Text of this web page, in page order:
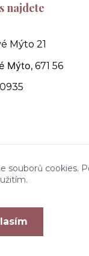
najdete
Mýto 21
Mýto, 671 56
souborů cookies.